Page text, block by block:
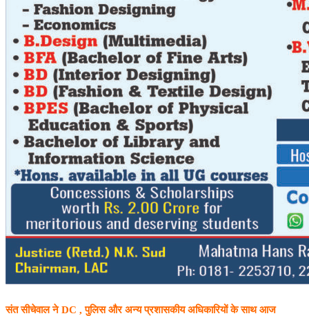
संत सीचेवाल ने DC , पुलिस और अन्य प्रशासकीय अधिकारियों के साथ आज